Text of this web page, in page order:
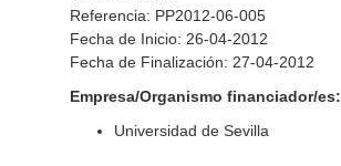
Referencia: PP2012-06-005
Fecha de Inicio: 26-04-2012
Fecha de Finalización: 27-04-2012
Empresa/Organismo financiador/es:
Universidad de Sevilla